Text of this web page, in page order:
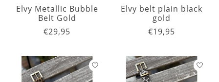
Elvy Metallic Bubble
Belt Gold
€29,95
Elvy belt plain black
gold
€19,95